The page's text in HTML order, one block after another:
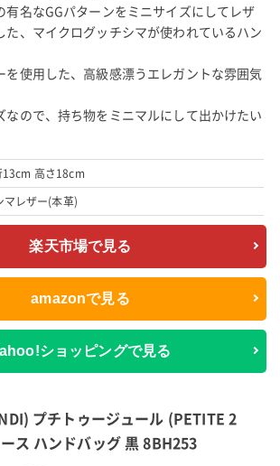
有名なGGパターンをミニサイズにしてレザ
た、マイクログッチシマが使われているハン
を使用した、高級感漂うエレガントな雰囲気
なので、持ち物をミニマルにして出かけたい
高さ18cm
レザー(本革)
楽天市場で見る
amazonで見る
ショッピングで見る
プチトゥージュール (PETITE 2
ス ハンドバッグ 黒 8BH253